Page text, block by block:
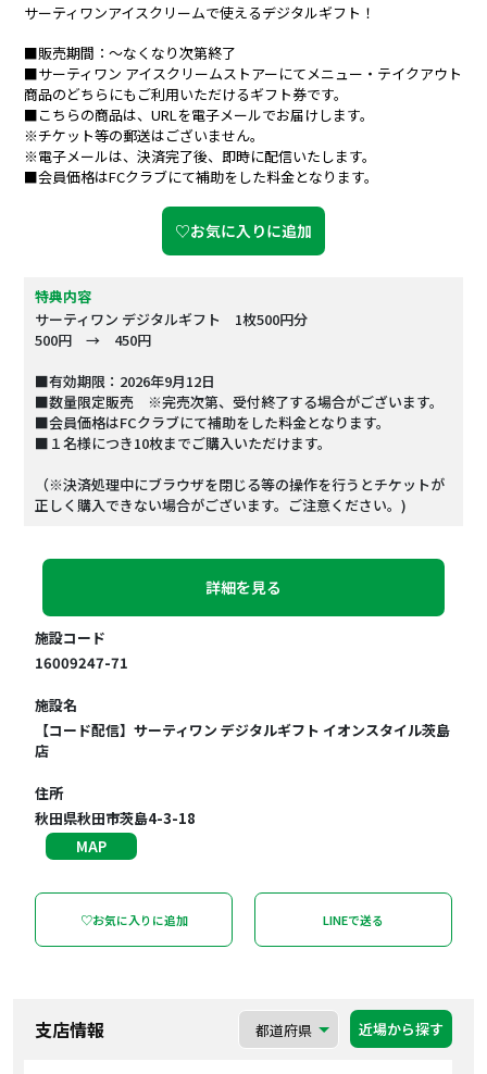
サーティワンアイスクリームで使えるデジタルギフト！
■販売期間：～なくなり次第終了
■サーティワン アイスクリームストアーにてメニュー・テイクアウト
商品のどちらにもご利用いただけるギフト券です。
■こちらの商品は、URLを電子メールでお届けします。
※チケット等の郵送はございません。
※電子メールは、決済完了後、即時に配信いたします。
■会員価格はFCクラブにて補助をした料金となります。
♡お気に入りに追加
特典内容
サーティワン デジタルギフト 1枚500円分
500円 → 450円
■有効期限：2026年9月12日
■数量限定販売 ※完売次第、受付終了する場合がございます。
■会員価格はFCクラブにて補助をした料金となります。
■１名様につき10枚までご購入いただけます。
（※決済処理中にブラウザを閉じる等の操作を行うとチケットが
正しく購入できない場合がございます。ご注意ください。)
詳細を見る
施設コード
16009247-71
施設名
【コード配信】サーティワン デジタルギフト イオンスタイル茨島
店
住所
秋田県秋田市茨島4-3-18
MAP
♡お気に入りに追加 LINEで送る
支店情報 近場から探す